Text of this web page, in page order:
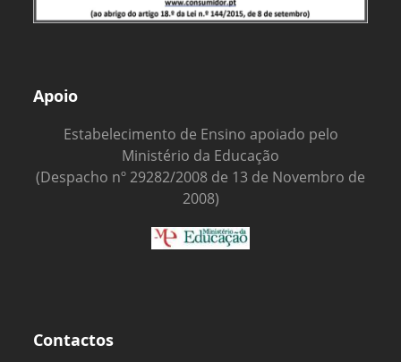
Apoio
Estabelecimento de Ensino apoiado pelo
Ministério da Educação
(Despacho nº 29282/2008 de 13 de Novembro de
2008)
Contactos